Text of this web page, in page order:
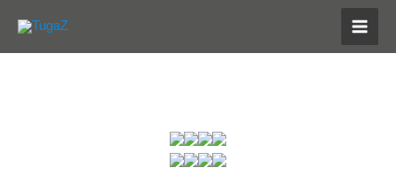
content